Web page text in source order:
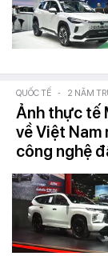
QUỐC TẾ - 2 NĂM
Ảnh thực tế
về Việt Nam
công nghệ